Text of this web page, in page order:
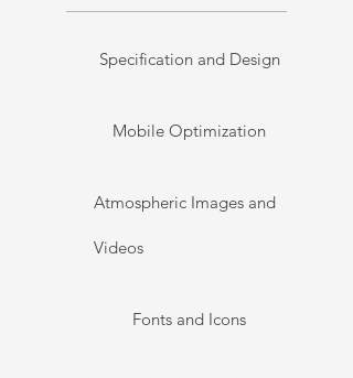
Specification and Design
Mobile Optimization
Atmospheric Images and
Videos
Fonts and Icons